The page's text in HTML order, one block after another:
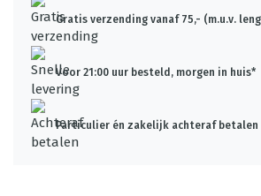
Gratis verzending vanaf 75,- (m.u.v.
Voor 21:00 uur besteld, morgen in huis*
Particulier én zakelijk achteraf betalen